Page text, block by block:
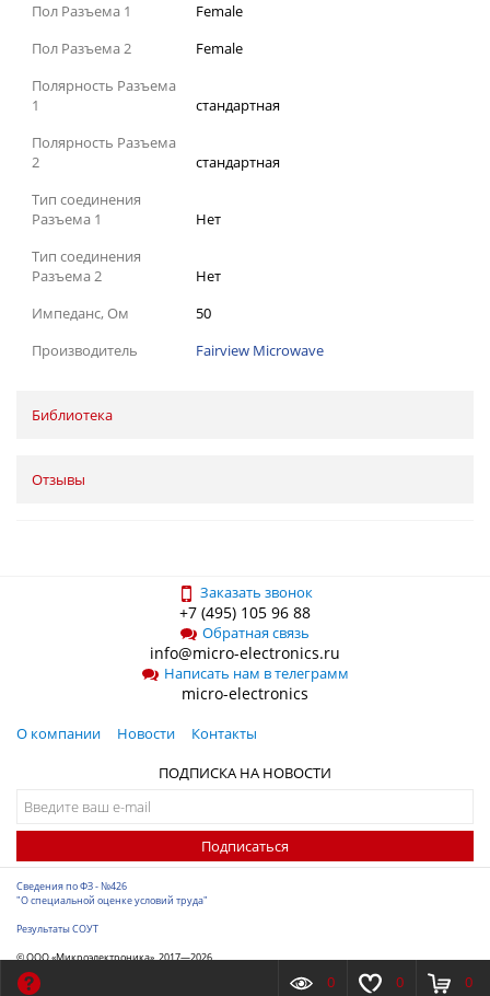
Пол Разъема 1
Female
Пол Разъема 2
Female
Полярность Разъема
1
стандартная
Полярность Разъема
2
стандартная
Тип соединения
Разъема 1
Нет
Тип соединения
Разъема 2
Нет
Импеданс, Ом
50
Производитель
Fairview Microwave
Библиотека
Отзывы
Заказать звонок
+7 (495) 105 96 88
Обратная связь
info@micro-electronics.ru
Написать нам в телеграмм
micro-electronics
О компании Новости
Контакты
ПОДПИСКА НА НОВОСТИ
Подписаться
Сведения по ФЗ - №426
"О специальной оценке условий труда"
Результаты СОУТ
© ООО «Микроэлектроника», 2017—2026
Разработка сайта
0 0 0